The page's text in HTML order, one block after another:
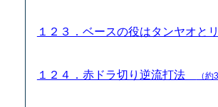
１２３．ベースの役はタンヤオと
１２４．赤ドラ切り逆流打法 （約